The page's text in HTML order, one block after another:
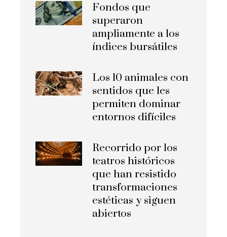
Fondos que
superaron
ampliamente a los
índices bursátiles
Los 10 animales con
sentidos que les
permiten dominar
entornos difíciles
Recorrido por los
teatros históricos
que han resistido
transformaciones
estéticas y siguen
abiertos